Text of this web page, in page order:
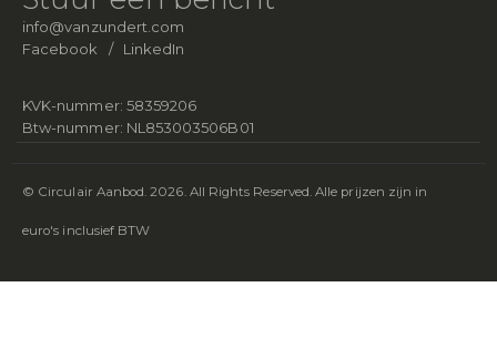
info@vanzundert.com
Facebook / LinkedIn
KVK-nummer: 58359206
Btw-nummer: NL853003506B01
© Circulair Aanbod. 2026. All Rights Reserved. Alle prijzen zijn in
euro's inclusief BTW